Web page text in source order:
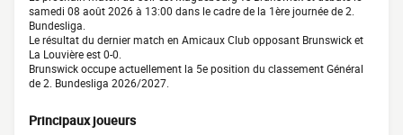
samedi 08 août 2026 à 13:00 dans le cadre de la 1ère journée de 2.
Bundesliga.
Le résultat du dernier match en Amicaux Club opposant Brunswick et
La Louvière est 0-0.
Brunswick occupe actuellement la 5e position du classement Général
de 2. Bundesliga 2026/2027.
Principaux joueurs